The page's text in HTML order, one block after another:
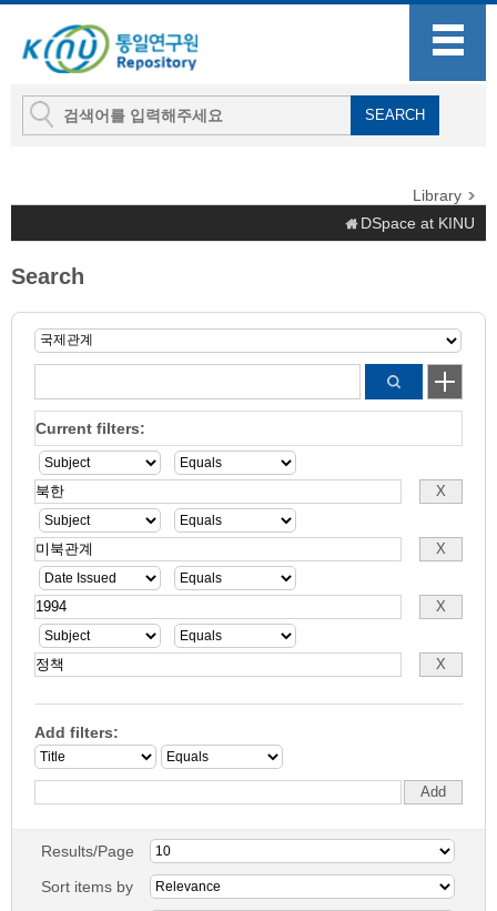
Library
DSpace at KINU
Search
Current filters:
Add filters:
Results/Page
Sort items by